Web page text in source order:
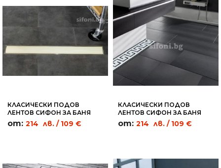
КЛАСИЧЕСКИ ПОДОВ
ЛЕНТОВ СИФОН ЗА БАНЯ
БЯЛО СТЪКЛО - WGC07
от: 214 лв. / 109 €
КЛАСИЧЕСКИ ПОДОВ
ЛЕНТОВ СИФОН ЗА БАНЯ
ВЕРСАЧЕ - MC01
от: 214 лв. / 109 €